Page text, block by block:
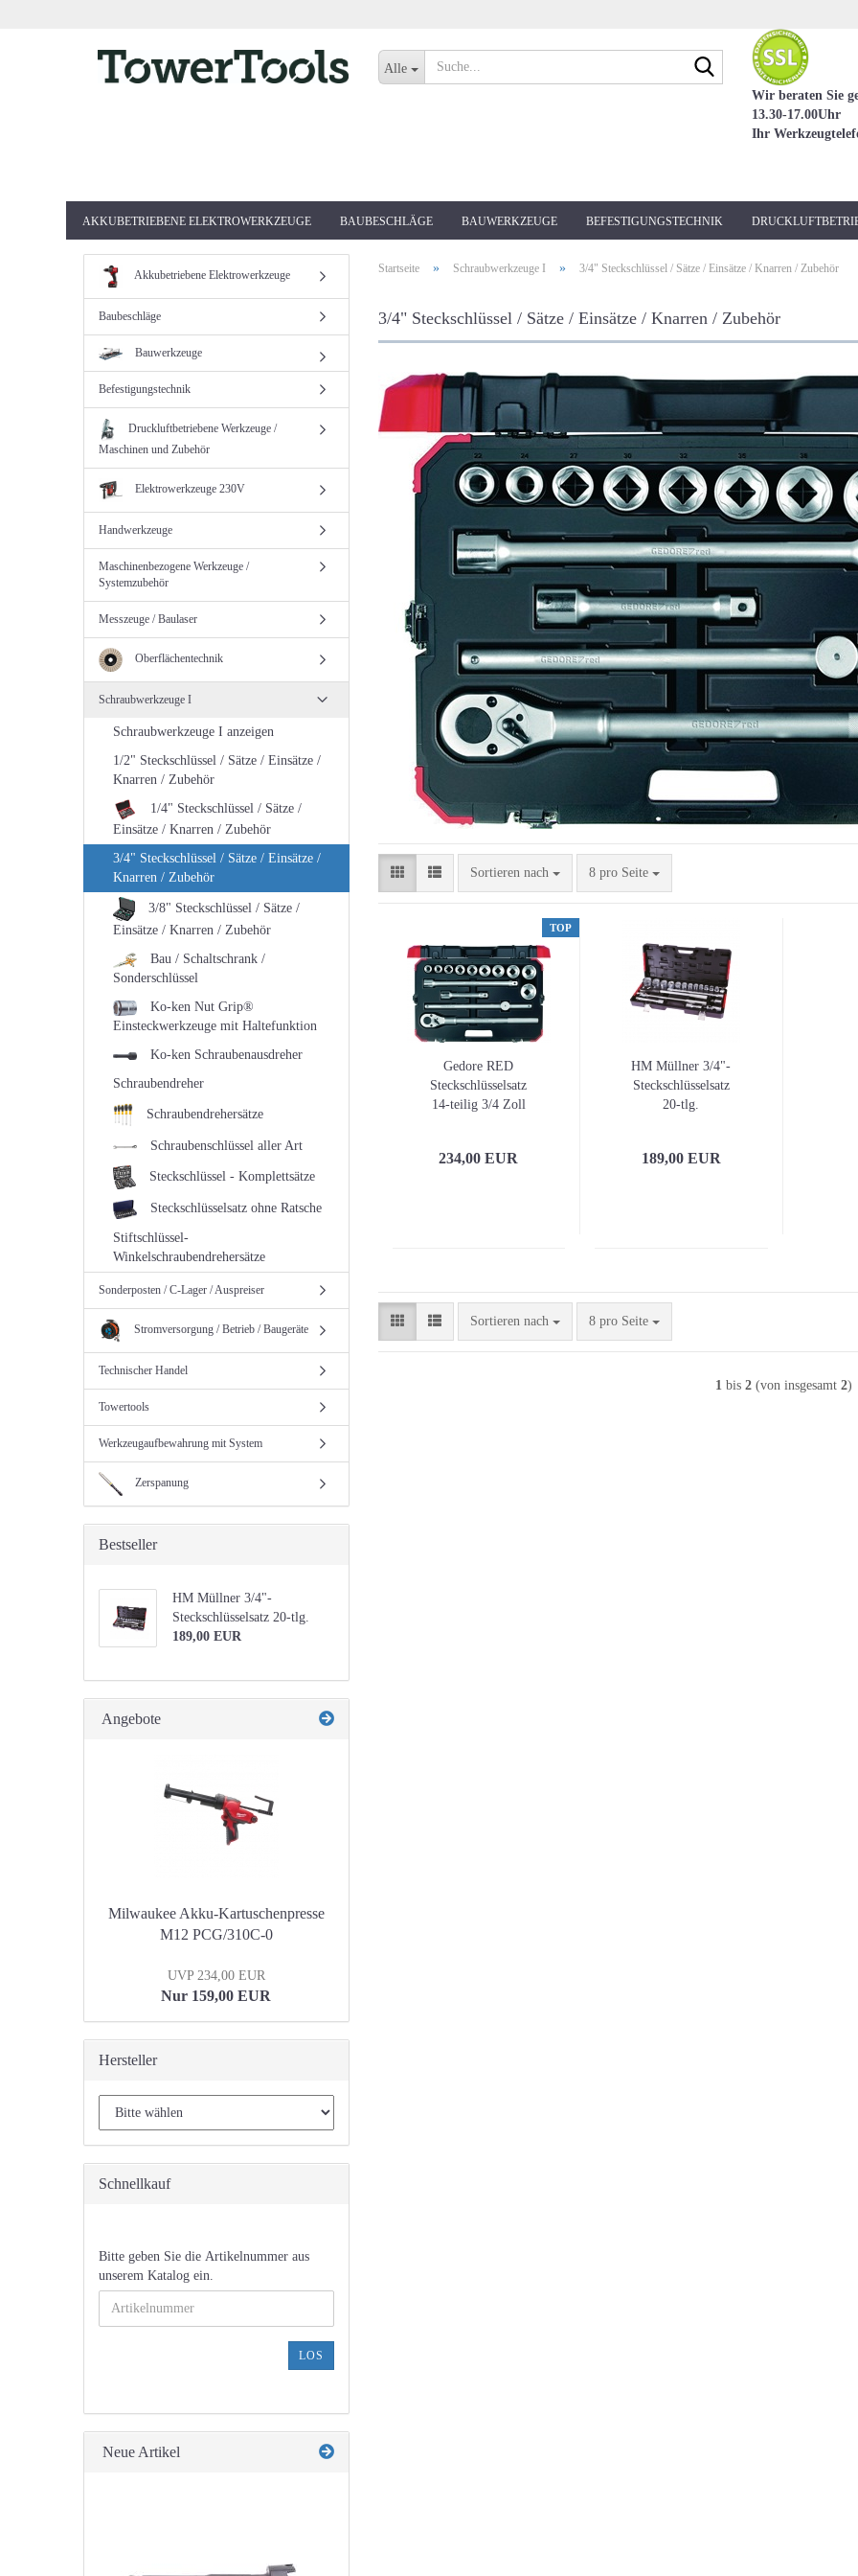
Alle
Suche...
Wir beraten Sie
13.30-17.00Uhr
Ihr
AKKUBETRIEBENE ELEKTROWERKZEUGE BAUBESCHLÄGE BAUWERKZEUGE BEFESTIGUNGSTECHNIK
Startseite » Schraubwerkzeuge I » 3/4" Steckschlüssel / Sätze / Einsätze / Knarren / Zubehör
3/4" Steckschlüssel / Sätze / Einsätze / Knarren / Zubehör
Sortieren nach
Sortieren nach 8 pro Seite
pro Seite
TOP
Gedore RED
Steckschlüsselsatz
14-teilig 3/4 Zoll
Zähne 24 6-Kant
234,00 EUR
HM Müllner 3/4"-
Steckschlüsselsatz
20-tlg.
189,00 EUR
Sortieren nach
Sortieren nach 8 pro Seite
pro Seite
1bis 2(von insgesamt 2)
Akkubetriebene Elektrowerkzeuge
Baubeschläge
Bauwerkzeuge
Befestigungstechnik
Druckluftbetriebene Werkzeuge /
Maschinen und Zubehör
Elektrowerkzeuge 230V
Handwerkzeuge
Maschinenbezogene Werkzeuge /
Systemzubehör
Messzeuge / Baulaser
Oberflächentechnik
Schraubwerkzeuge I
Schraubwerkzeuge I anzeigen
1/2" Steckschlüssel / Sätze / Einsätze /
Knarren / Zubehör
1/4" Steckschlüssel / Sätze /
Einsätze / Knarren / Zubehör
3/4" Steckschlüssel / Sätze / Einsätze /
Knarren / Zubehör
3/8" Steckschlüssel / Sätze /
Einsätze / Knarren / Zubehör
Bau / Schaltschrank /
Sonderschlüssel
Ko-ken Nut Grip®
Einsteckwerkzeuge mit Haltefunktion
Ko-ken Schraubenausdreher
Schraubendreher
Schraubendrehersätze
Schraubenschlüssel aller Art
Steckschlüssel - Komplettsätze
Steckschlüsselsatz ohne Ratsche
Stiftschlüssel-
Winkelschraubendrehersätze
Sonderposten / C-Lager / Auspreiser
Stromversorgung / Betrieb / Baugeräte
Technischer Handel
Towertools
Werkzeugaufbewahrung mit System
Zerspanung
Bestseller
HM Müllner 3/4"-
Steckschlüsselsatz 20-tlg.
189,00 EUR
Angebote
Milwaukee Akku-Kartuschenpresse
M12 PCG/310C-0
UVP 234,00 EUR
Nur 159,00 EUR
Hersteller
Schnellkauf
BITTE
GEBEN
SIE
DIE
Bitte geben Sie die Artikelnummer aus
unserem Katalog ein.
LOS
Neue Artikel